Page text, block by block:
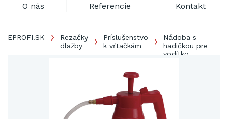
O nás Referencie Kontakt
EPROFI.SK
Rezačky
dlažby
Príslušenstvo
k vŕtačkám
Nádoba s
hadičkou pre
vodítko